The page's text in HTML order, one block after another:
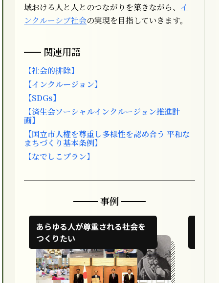
域おける人と人とのつながりを築きながら、 イ
ンクルーシブ社会の実現を目指していきます。
関連用語
【社会的排除】
【インクルージョン】
【SDGs】
【済生会ソーシャルインクルージョン推進計
画】
【国立市人権を尊重し多様性を認め合う 平和な
まちづくり基本条例】
【なでしこプラン】
事例
あらゆる人が尊重される社会を
つくりたい